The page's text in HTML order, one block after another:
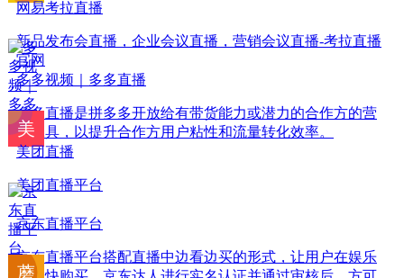
网易考拉直播
新品发布会直播，企业会议直播，营销会议直播-考拉直播
官网
多多视频｜多多直播
多多直播是拼多多开放给有带货能力或潜力的合作方的营
销工具，以提升合作方用户粘性和流量转化效率。
美团直播
美团直播平台
京东直播平台
京东直播平台搭配直播中边看边买的形式，让用户在娱乐